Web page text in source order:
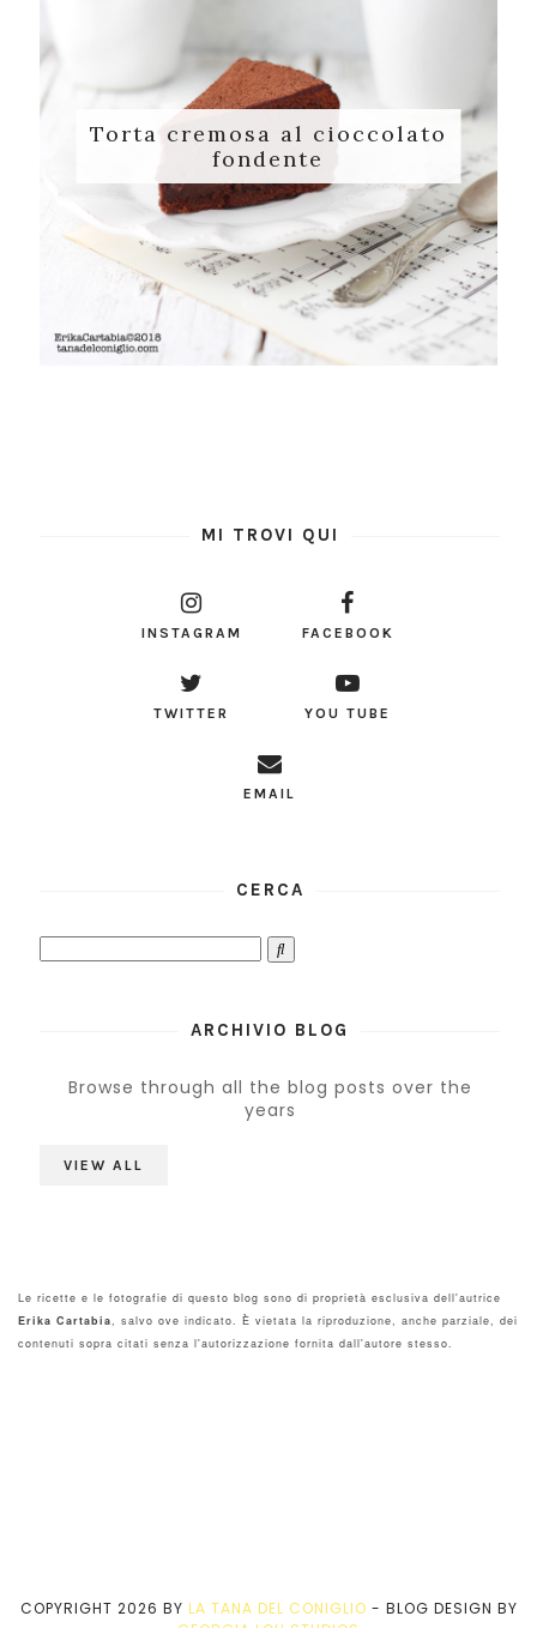
Torta cremosa al cioccolato
fondente
MI TROVI QUI
INSTAGRAM FACEBOOK
TWITTER YOU TUBE
EMAIL
CERCA
ARCHIVIO BLOG
Browse through all the blog posts over the
years
VIEW ALL
Le ricette e le fotografie di questo blog sono di proprietà esclusiva dell'autrice
Erika Cartabia, salvo ove indicato. È vietata la riproduzione, anche parziale, dei
contenuti sopra citati senza l'autorizzazione fornita dall'autore stesso.
COPYRIGHT 2026 BY LA TANA DEL CONIGLIO - BLOG DESIGN BY